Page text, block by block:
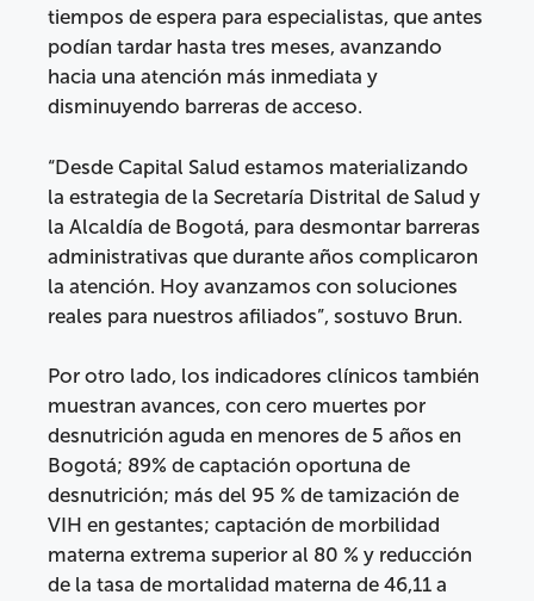
tiempos de espera para especialistas, que antes
podían tardar hasta tres meses, avanzando
hacia una atención más inmediata y
disminuyendo barreras de acceso.
“Desde Capital Salud estamos materializando
la estrategia de la Secretaría Distrital de Salud y
la Alcaldía de Bogotá, para desmontar barreras
administrativas que durante años complicaron
la atención. Hoy avanzamos con soluciones
reales para nuestros afiliados”, sostuvo Brun.
Por otro lado, los indicadores clínicos también
muestran avances, con cero muertes por
desnutrición aguda en menores de 5 años en
Bogotá; 89% de captación oportuna de
desnutrición; más del 95 % de tamización de
VIH en gestantes; captación de morbilidad
materna extrema superior al 80 % y reducción
de la tasa de mortalidad materna de 46,11 a